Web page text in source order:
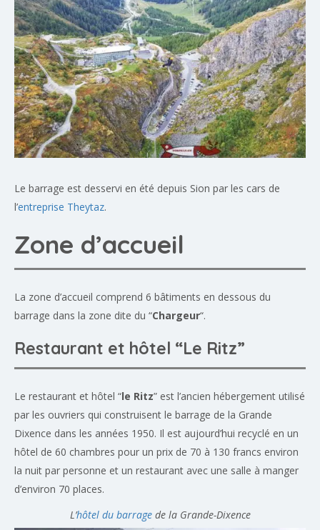
Le barrage est desservi en été depuis Sion par les cars de
l’entreprise Theytaz.
Zone d’accueil
La zone d’accueil comprend 6 bâtiments en dessous du
barrage dans la zone dite du “Chargeur“.
Restaurant et hôtel “Le Ritz”
Le restaurant et hôtel “le Ritz” est l’ancien hébergement utilisé
par les ouvriers qui construisent le barrage de la Grande
Dixence dans les années 1950. Il est aujourd’hui recyclé en un
hôtel de 60 chambres pour un prix de 70 à 130 francs environ
la nuit par personne et un restaurant avec une salle à manger
d’environ 70 places.
L’hôtel du barragede la Grande-Dixence